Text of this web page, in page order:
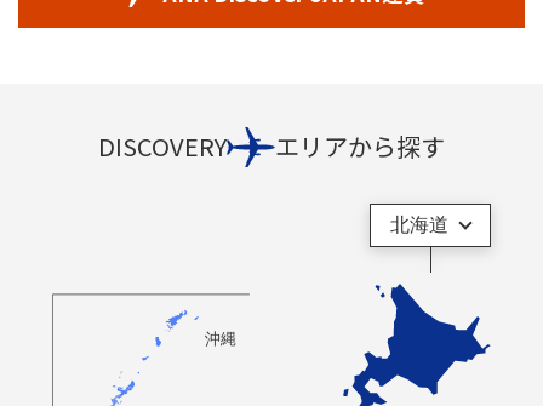
DISCOVERY エリアから探す
沖縄
北海道